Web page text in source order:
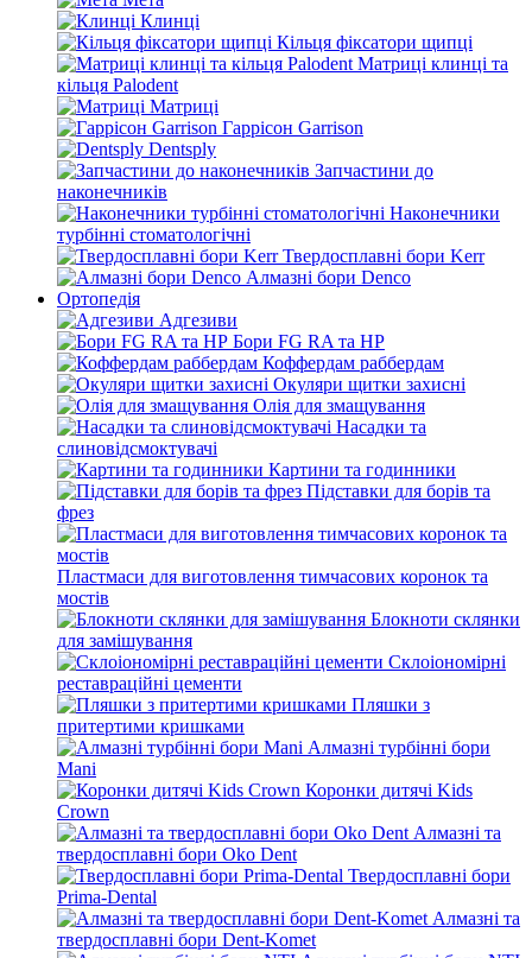
Клинці
Кільця фіксатори щипці
Матриці клинці та
кільця Palodent
Матриці
Гаррісон Garrison
Dentsply
Запчастини до
наконечників
Наконечники
турбінні стоматологічні
Твердосплавні бори Kerr
Алмазні бори Denco
Ортопедія
Адгезиви
Бори FG RA та HP
Коффердам раббердам
Окуляри щитки захисні
Олія для змащування
Насадки та
слиновідсмоктувачі
Картини та годинники
Підставки для борів та
фрез
Пластмаси для виготовлення тимчасових коронок та
мостів
Блокноти склянки
для замішування
Склоіономірні
реставраційні цементи
Пляшки з
притертими кришками
Алмазні турбінні бори
Mani
Коронки дитячі Kids
Crown
Алмазні та
твердосплавні бори Oko Dent
Твердосплавні бори
Prima-Dental
Алмазні та
твердосплавні бори Dent-Komet